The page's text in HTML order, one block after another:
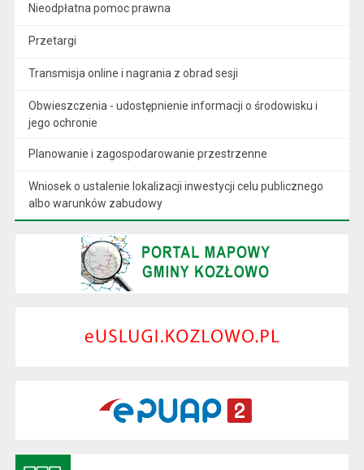
Nieodpłatna pomoc prawna
Przetargi
Transmisja online i nagrania z obrad sesji
Obwieszczenia - udostępnienie informacji o środowisku i
jego ochronie
Planowanie i zagospodarowanie przestrzenne
Wniosek o ustalenie lokalizacji inwestycji celu publicznego
albo warunków zabudowy